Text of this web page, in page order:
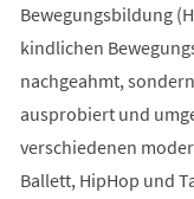
Bewegungsbildung
kindlichen
nachgeahmt,
ausprobiert und
verschiedenen
Ballett, HipHop und